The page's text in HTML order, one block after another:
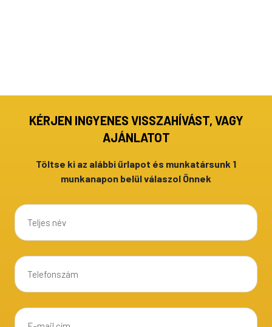
KÉRJEN INGYENES VISSZAHÍVÁST, VAGY
AJÁNLATOT
Töltse ki az alábbi űrlapot és munkatársunk 1
munkanapon belül válaszol Önnek